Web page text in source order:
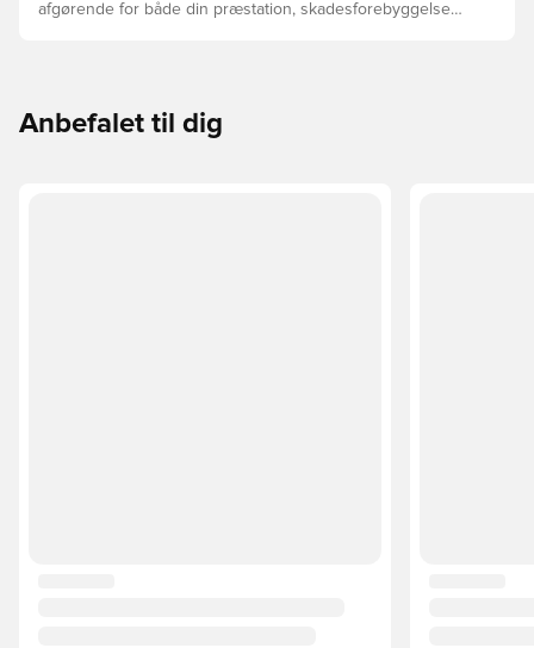
afgørende for både din præstation, skadesforebyggelse
Anbefalet til dig